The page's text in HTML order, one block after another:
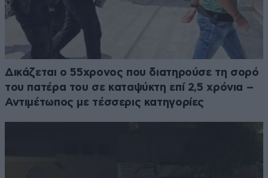
Δικάζεται ο 55χρονος που διατηρούσε τη σορό
του πατέρα του σε καταψύκτη επί 2,5 χρόνια –
Αντιμέτωπος με τέσσερις κατηγορίες